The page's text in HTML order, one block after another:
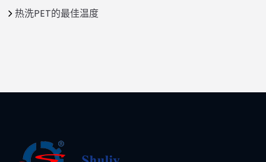
热洗PET的最佳温度